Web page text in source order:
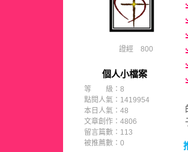
證經 800
個人小檔案
等 級：8
點閱人氣：1419954
本日人氣：48
文章創作：4806
留言篇數：113
被推薦數： 0